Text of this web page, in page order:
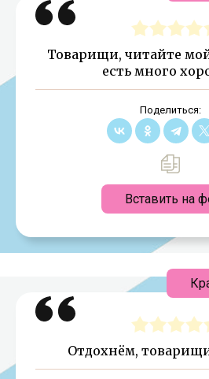
Товарищи, читайте
есть много
Поделиться:
Вставить на
Отдохнём,